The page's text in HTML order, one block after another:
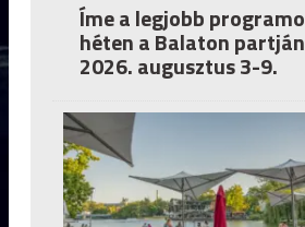
Íme a legjobb
héten a Balaton
2026. augusztus 3-9.